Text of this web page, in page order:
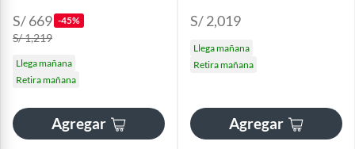
S/ 669 -45%
S/ 1,219
Llega mañana
Retira mañana
Agregar
S/ 2,019
Llega mañana
Retira mañana
Agregar